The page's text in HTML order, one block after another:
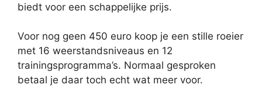
biedt voor een schappelijke prijs.
Voor nog geen 450 euro koop je een stille roeier
met 16 weerstandsniveaus en 12
trainingsprogramma’s. Normaal gesproken
betaal je daar toch echt wat meer voor.